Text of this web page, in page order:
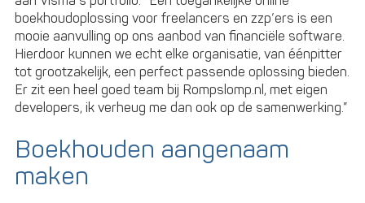
boekhoudoplossing voor freelancers en zzp’ers is een
mooie aanvulling op ons aanbod van financiële software.
Hierdoor kunnen we echt elke organisatie, van éénpitter
tot grootzakelijk, een perfect passende oplossing bieden.
Er zit een heel goed team bij Rompslomp.nl, met eigen
developers, ik verheug me dan ook op de samenwerking.”
Boekhouden aangenaam
maken